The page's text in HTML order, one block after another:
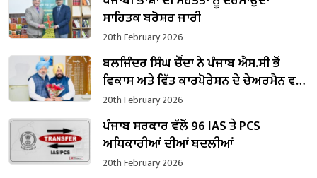
ਸਾਹਿਤਕ ਬਰੋਸ਼ਰ ਜਾਰੀ
20th February 2026
ਬਲਜਿੰਦਰ ਸਿੰਘ ਚੌਂਦਾ ਨੇ ਪੰਜਾਬ ਐਸ.ਸੀ ਭੋਂ
ਵਿਕਾਸ ਅਤੇ ਵਿੱਤ ਕਾਰਪੋਰੇਸ਼ਨ ਦੇ ਚੇਅਰਮੈਨ ਵਜੋਂ
ਸੰਭਾਲਿਆ ਕਾਰਜਭਾਰ
20th February 2026
ਪੰਜਾਬ ਸਰਕਾਰ ਵੱਲੋਂ 96 IAS ਤੇ PCS
ਅਧਿਕਾਰੀਆਂ ਦੀਆਂ ਬਦਲੀਆਂ
20th February 2026